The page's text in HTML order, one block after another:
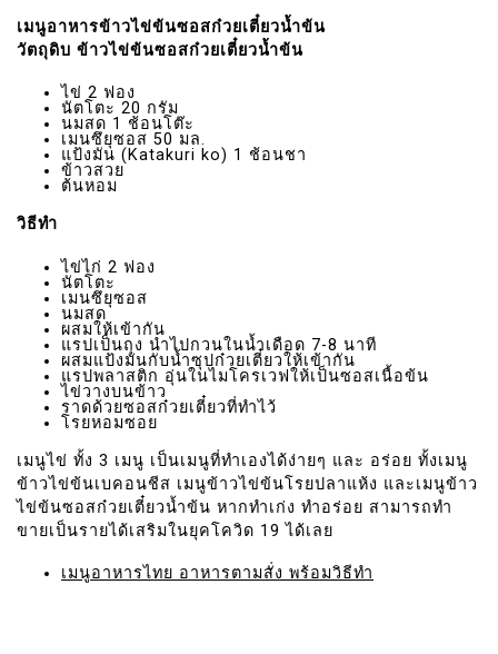
เมนูอาหารข้าวไข่ข้นซอสก๋วยเตี๋ยวน้ำข้น
วัตถุดิบ ข้าวไข่ข้นซอสก๋วยเตี๋ยวน้ำข้น
ไข่ 2 ฟอง
นัตโตะ 20 กรัม
นมสด 1 ช้อนโต๊ะ
เมนซึยุซอส 50 มล.
แป้งมัน (Katakuri ko) 1 ช้อนชา
ข้าวสวย
ต้นหอม
วิธีทำ
ไข่ไก่ 2 ฟอง
นัตโตะ
เมนซึยุซอส
นมสด
ผสมให้เข้ากัน
แรปเป็นถุง นำไปกวนในน้ำเดือด 7-8 นาที
ผสมแป้งมันกับน้ำซุปก๋วยเตี๋ยวให้เข้ากัน
แรปพลาสติก อุ่นในไมโครเวฟให้เป็นซอสเนื้อข้น
ไข่วางบนข้าว
ราดด้วยซอสก๋วยเตี๋ยวที่ทำไว้
โรยหอมซอย
เมนูไข่ ทั้ง 3 เมนู เป็นเมนูที่ทำเองได้ง่ายๆ และ อร่อย ทั้งเมนู
ข้าวไข่ข้นเบคอนชีส เมนูข้าวไข่ข้นโรยปลาแห้ง และเมนูข้าว
ไข่ข้นซอสก๋วยเตี๋ยวน้ำข้น หากทำเก่ง ทำอร่อย สามารถทำ
ขายเป็นรายได้เสริมในยุคโควิด 19 ได้เลย
เมนูอาหารไทย อาหารตามสั่ง พร้อมวิธีทำ